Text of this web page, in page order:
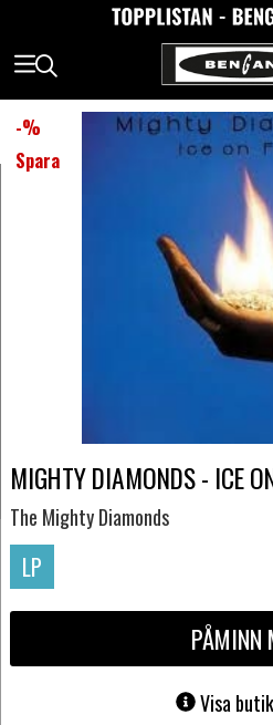
-%
Spara
MIGHTY DIAMONDS - ICE
The Mighty Diamonds
LP
PÅMINN
Visa